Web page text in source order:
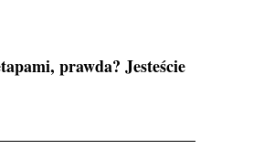
prawda? Jesteście